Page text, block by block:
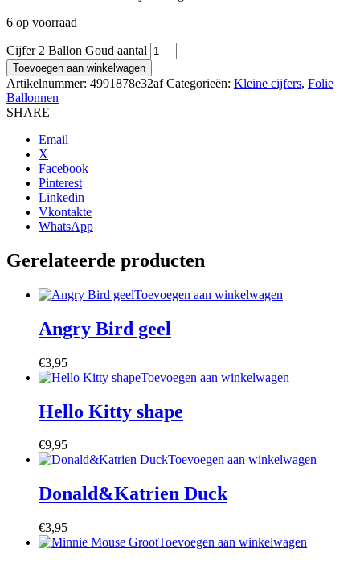
6 op voorraad
Cijfer 2 Ballon Goud aantal
Toevoegen aan winkelwagen
Artikelnummer: 4991878e32af Categorieën: Kleine cijfers, Folie
Ballonnen
SHARE
Email
X
Facebook
Pinterest
Linkedin
Vkontakte
WhatsApp
Gerelateerde producten
Toevoegen aan winkelwagen
Angry Bird geel
€3,95
Toevoegen aan winkelwagen
Hello Kitty shape
€9,95
Toevoegen aan winkelwagen
Donald&Katrien Duck
€3,95
Toevoegen aan winkelwagen